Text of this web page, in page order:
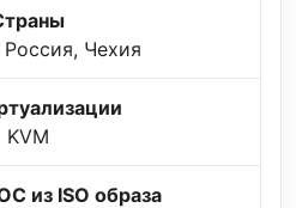
Чехия
KVM
из ISO образа